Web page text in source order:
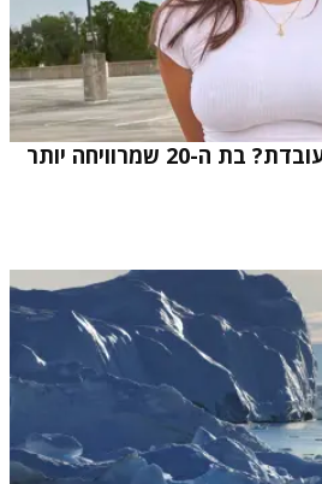
יכולים לנחש במה היא עובדת? בת ה-20 שמרוויחה יותר